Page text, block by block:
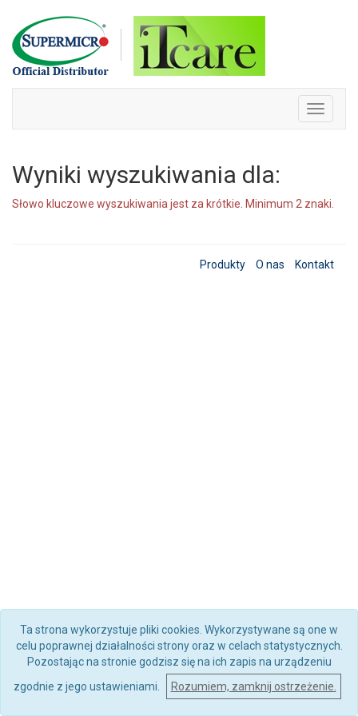
Skip
to
content
Toggle
Wyniki wyszukiwania dla:
Słowo kluczowe wyszukiwania jest za krótkie. Minimum 2 znaki.
Produkty O nas Kontakt
Ta strona wykorzystuje pliki cookies. Wykorzystywane są one w
celu poprawnej działalności strony oraz w celach statystycznych.
Pozostając na stronie godzisz się na ich zapis na urządzeniu
zgodnie z jego ustawieniami.
Rozumiem, zamknij ostrzeżenie.